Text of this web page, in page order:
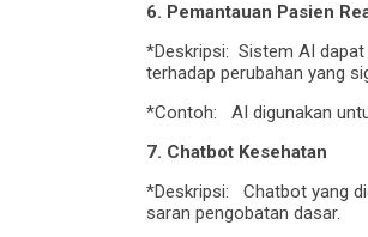
6. Pemantauan Pasien
*Deskripsi: Sistem AI
terhadap perubahan yang
*Contoh: AI digunakan
7. Chatbot Kesehatan
*Deskripsi: Chatbot yang
saran pengobatan dasar.